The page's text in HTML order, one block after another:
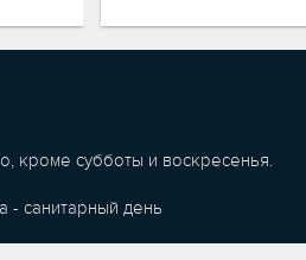
кроме субботы и воскресенья.
- санитарный день